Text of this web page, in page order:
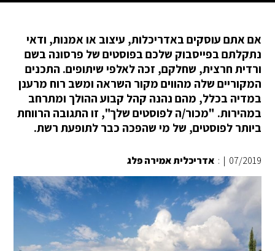
אם אתם עוסקים באדריכלות, עיצוב או אמנות, ודאי
נתקלתם בפייסבוק שלכם בפוסטים של פרסונה בשם
ורדית חרצית, שחלקם, זכה לאלפי שיתופים. התכנים
המקוריים שלה מהווים מקור השראה ומשב רוח מרענן
במדיה בכלל, מהם נהנה קהל קבוע ההולך ומתרחב
במהירות. "מכור/ה לפוסטים שלך", זו התגובה הרווחת
ביותר לפוסטים, של מי שהפכה כבר לתופעת רשת.
07/2019
|
:אדריכלית אמירה פלג